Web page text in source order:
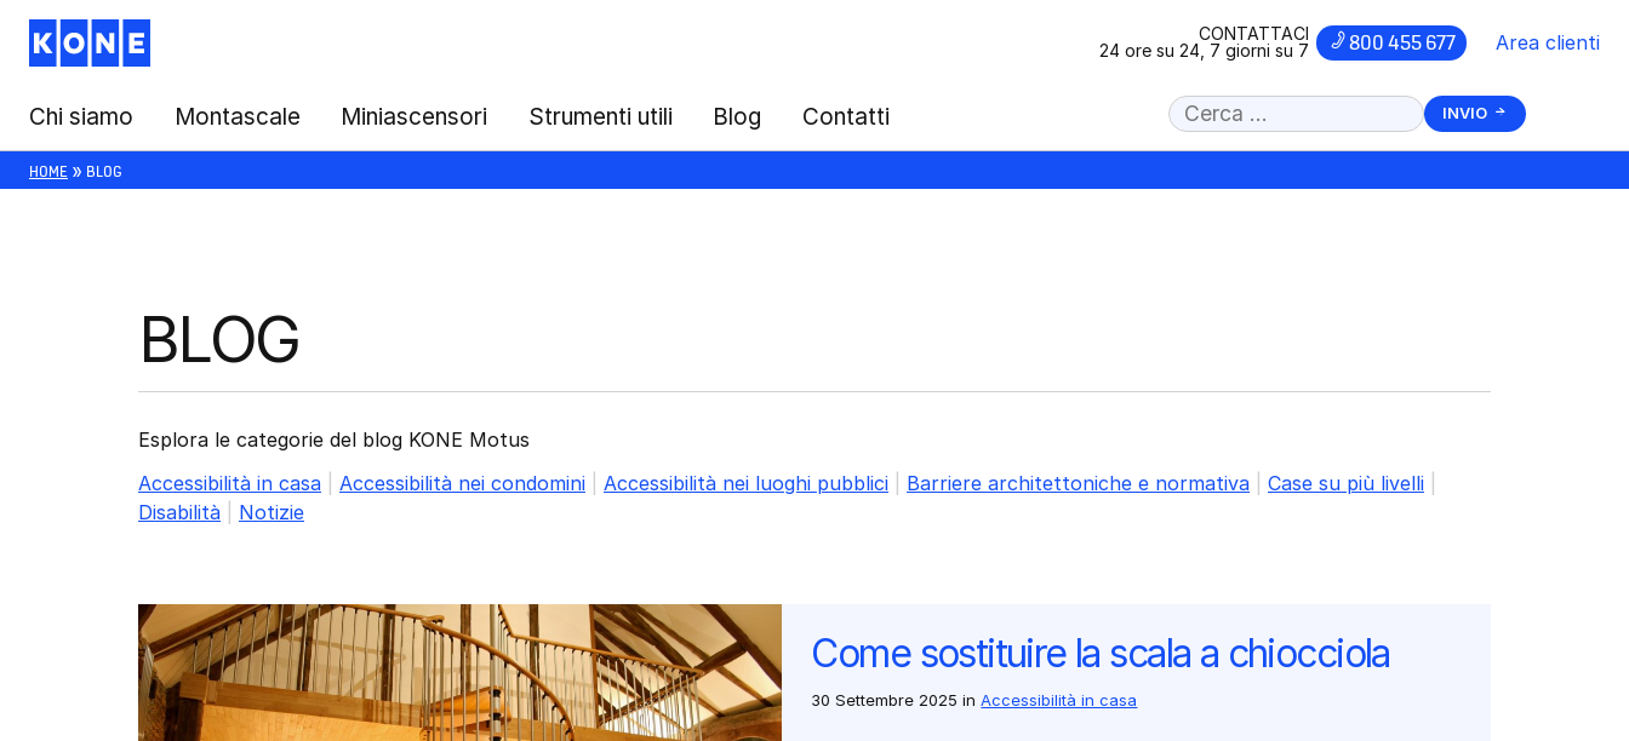
contenuto
CONTATTACI
24 ore su 24, 7 giorni su 7
800 455 677 Area clienti
Chi siamo Montascale Miniascensori Strumenti utili Blog Contatti
Cerca
nel
INVIO
HOME » BLOG
BLOG
Esplora le categorie del blog KONE Motus
Accessibilità in casa
Accessibilità nei condomini Accessibilità nei luoghi pubblici Barriere architettoniche e normativa Case su più livelli
Disabilità
Notizie
Come sostituire la scala a chiocciola
30 Settembre 2025 inAccessibilità in casa